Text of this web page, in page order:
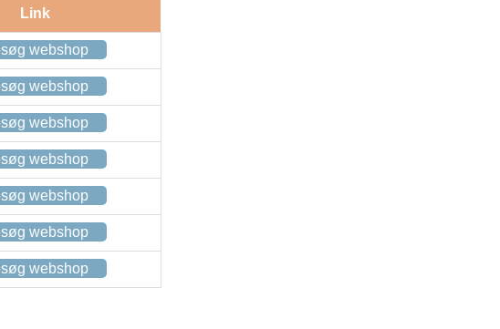
Link
webshop
webshop
webshop
webshop
webshop
webshop
webshop